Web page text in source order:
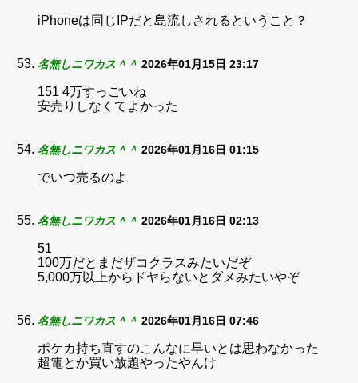
iPhoneは同じIPだと島流しされるということ？
名無しニワカス＾＾ 2026年01月15日 23:17
151 4万すっごいね
安売りしなくてよかった
名無しニワカス＾＾ 2026年01月16日 01:15
でいつ売るのよ
名無しニワカス＾＾ 2026年01月16日 02:13
51
100万だとまだザコクラスみたいだぞ
5,000万以上からドヤらないとダメみたいやぞ
名無しニワカス＾＾ 2026年01月16日 07:46
ポケカ持ち直すのこんなに早いとは思わなかった
超電とか買い放題やったやんけ